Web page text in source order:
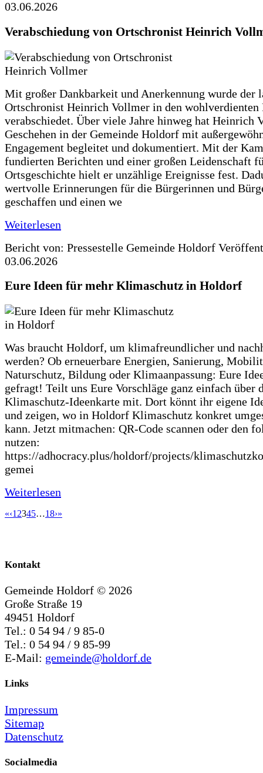
03.06.2026
Verabschiedung von Ortschronist Heinrich
Mit großer Dankbarkeit und Anerkennung wurde der
Ortschronist Heinrich Vollmer in den wohlverdienten
verabschiedet. Über viele Jahre hinweg hat Heinrich
Geschehen in der Gemeinde Holdorf mit
Engagement begleitet und dokumentiert. Mit der
fundierten Berichten und einer großen Leidenschaft
Ortsgeschichte hielt er unzählige Ereignisse fest.
wertvolle Erinnerungen für die Bürgerinnen und
geschaffen und einen we
Weiterlesen
Bericht von: Pressestelle Gemeinde Holdorf
03.06.2026
Eure Ideen für mehr Klimaschutz in Holdorf
Was braucht Holdorf, um klimafreundlicher und
werden? Ob erneuerbare Energien, Sanierung,
Naturschutz, Bildung oder Klimaanpassung: Eure
gefragt! Teilt uns Eure Vorschläge ganz einfach über
Klimaschutz-Ideenkarte mit. Dort könnt ihr eigene
und zeigen, wo in Holdorf Klimaschutz konkret
kann. Jetzt mitmachen: QR-Code scannen oder den
nutzen:
https://adhocracy.plus/holdorf/projects/
gemei
Weiterlesen
«‹1 2345…18›»
Kontakt
Gemeinde Holdorf © 2026
Große Straße 19
49451 Holdorf
Tel.: 0 54 94 / 9 85-0
Tel.: 0 54 94 / 9 85-99
E-Mail: gemeinde@holdorf.de
Links
Impressum
Sitemap
Datenschutz
Socialmedia